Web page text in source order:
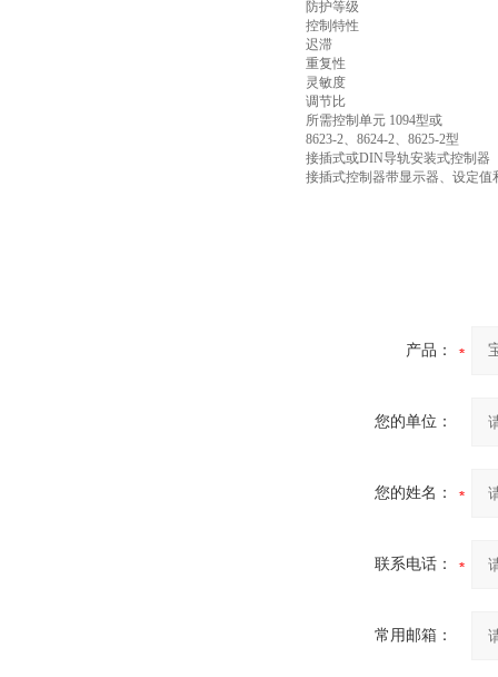
防护等级
控制特性
迟滞
重复性
灵敏度
调节比
所需控制单元 1094型或
8623-2、8624-2、8625-2型
接插式或DIN导轨安装式控制器
接插式控制器带显示器、设定
产品：
您的单位：
您的姓名：
联系电话：
常用邮箱：